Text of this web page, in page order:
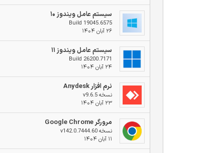
سیستم عامل ویندوز ۱۰
Build 19045.6575
۲۶ آبان ۱۴۰۴
سیستم عامل ویندوز ۱۱
Build 26200.7171
۲۴ آبان ۱۴۰۴
نرم افزار Anydesk
نسخه v9.6.5
۲۳ آبان ۱۴۰۴
مرورگر Google Chrome
نسخه v142.0.7444.60
۱۱ آبان ۱۴۰۴